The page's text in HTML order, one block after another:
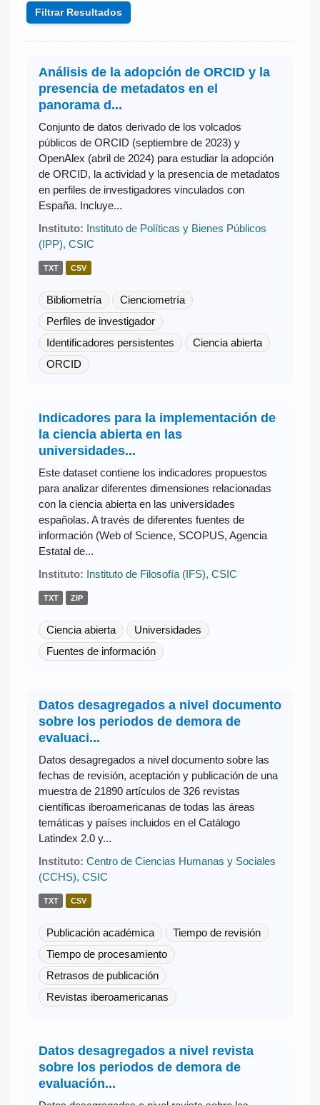
Filtrar Resultados
Análisis de la adopción de ORCID y la
presencia de metadatos en el
panorama d...
Conjunto de datos derivado de los volcados
públicos de ORCID (septiembre de 2023) y
OpenAlex (abril de 2024) para estudiar la adopción
de ORCID, la actividad y la presencia de metadatos
en perfiles de investigadores vinculados con
España. Incluye...
Instituto: Instituto de Políticas y Bienes Públicos
(IPP), CSIC
TXT CSV
Bibliometría
Cienciometría
Perfiles de investigador
Identificadores persistentes
Ciencia abierta
ORCID
Indicadores para la implementación de
la ciencia abierta en las
universidades...
Este dataset contiene los indicadores propuestos
para analizar diferentes dimensiones relacionadas
con la ciencia abierta en las universidades
españolas. A través de diferentes fuentes de
información (Web of Science, SCOPUS, Agencia
Estatal de...
Instituto: Instituto de Filosofía (IFS), CSIC
TXT ZIP
Ciencia abierta
Universidades
Fuentes de información
Datos desagregados a nivel documento
sobre los periodos de demora de
evaluaci...
Datos desagregados a nivel documento sobre las
fechas de revisión, aceptación y publicación de una
muestra de 21890 artículos de 326 revistas
científicas iberoamericanas de todas las áreas
temáticas y países incluidos en el Catálogo
Latindex 2.0 y...
Instituto: Centro de Ciencias Humanas y Sociales
(CCHS), CSIC
TXT CSV
Publicación académica
Tiempo de revisión
Tiempo de procesamiento
Retrasos de publicación
Revistas iberoamericanas
Datos desagregados a nivel revista
sobre los periodos de demora de
evaluación...